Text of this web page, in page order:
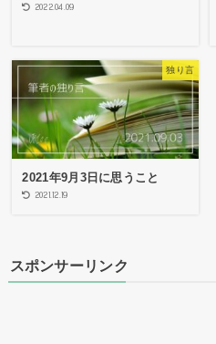
2022.04.09
独り言
2021年9月3日に思うこと
2021.12.19
スポンサーリンク